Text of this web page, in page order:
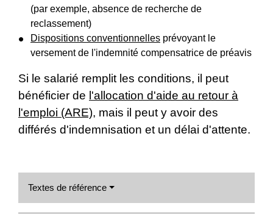
(par exemple, absence de recherche de
reclassement)
Dispositions conventionnelles prévoyant le
versement de l'indemnité compensatrice de préavis
Si le salarié remplit les conditions, il peut
bénéficier de l'allocation d'aide au retour à
l'emploi (ARE), mais il peut y avoir des
différés d'indemnisation et un délai d'attente.
Textes de référence